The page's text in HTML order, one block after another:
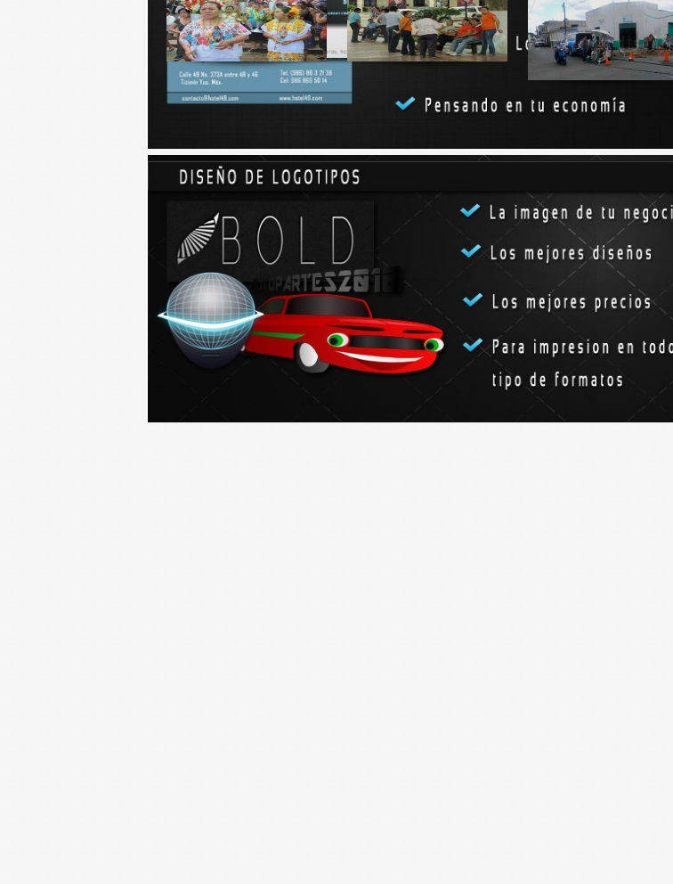
Esperan que el fin se semana
suban ventas en...
un grupo de...
Una fuga de agua en la esquina
de las calles 52 y...